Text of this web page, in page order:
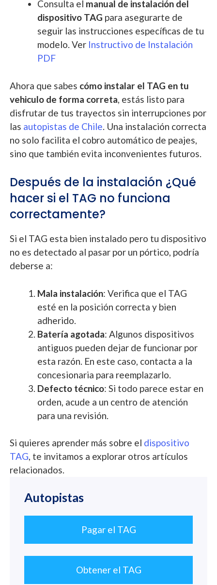
Consulta el manual de instalación del
dispositivo TAG para asegurarte de
seguir las instrucciones específicas de tu
modelo. Ver Instructivo de Instalación
PDF
Ahora que sabes cómo instalar el TAG en tu
vehiculo de forma correta , estás listo para
disfrutar de tus trayectos sin interrupciones por
las autopistas de Chile . Una instalación correcta
no solo facilita el cobro automático de peajes,
sino que también evita inconvenientes futuros.
Después de la instalación ¿Qué
hacer si el TAG no funciona
correctamente?
Si el TAG esta bien instalado pero tu dispositivo
no es detectado al pasar por un pórtico, podría
deberse a:
Mala instalación: Verifica que el TAG
esté en la posición correcta y bien
adherido.
Batería agotada: Algunos dispositivos
antiguos pueden dejar de funcionar por
esta razón. En este caso, contacta a la
concesionaria para reemplazarlo.
Defecto técnico: Si todo parece estar en
orden, acude a un centro de atención
para una revisión.
Si quieres aprender más sobre el dispositivo
TAG, te invitamos a explorar otros artículos
relacionados.
Autopistas
Pagar el TAG
Obtener el TAG